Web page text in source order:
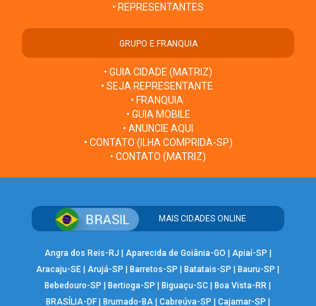
• REPRESENTANTES
GRUPO E FRANQUIA
• GUIA CIDADE (MATRIZ)
• SEJA REPRESENTANTE
• FRANQUIA
• GUIA MOBILE
• ANUNCIE AQUI
• CONTATO (ILHA COMPRIDA-SP)
• CONTATO (MATRIZ)
MAIS CIDADES ONLINE
Angra dos Reis-RJ | Aparecida de Goiânia-GO | Apiaí-SP |
Aracaju-SE | Arujá-SP |Barretos-SP |Batatais-SP |Bauru-SP |
Bebedouro-SP |Bertioga-SP |Biguaçu-SC |Boa Vista-RR |
BRASÍLIA-DF| Brumado-BA| Cabreúva-SP | Cajamar-SP |